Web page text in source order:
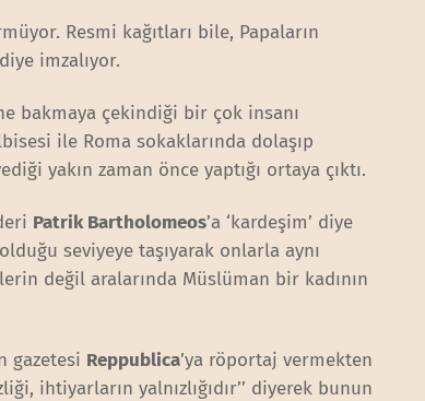
Resmi kağıtları bile, Papaların
imzalıyor.
bakmaya çekindiği bir çok insanı
ile Roma sokaklarında dolaşıp
yakın zaman önce yaptığı ortaya çıktı.
Patrik Bartholomeos’a ‘kardeşim’ diye
seviyeye taşıyarak onlarla aynı
değil aralarında Müslüman bir kadının
gazetesi Reppublica’ya röportaj vermekten
ihtiyarların yalnızlığıdır’’ diyerek bunun